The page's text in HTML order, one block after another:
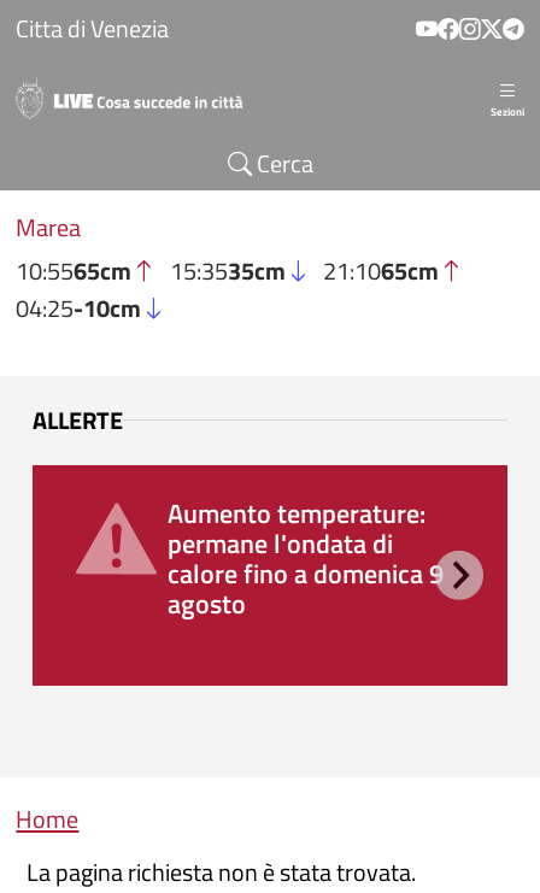
Salta al contenuto principale
Citta di Venezia
Sezioni
Cerca
Marea
10:5565cm 15:3535cm 21:1065cm
04:25-10cm
ALLERTE
Aumento temperature:
permane l'ondata di
calore fino a domenica 9
agosto
Briciole di pane
Home
La pagina richiesta non è stata trovata.